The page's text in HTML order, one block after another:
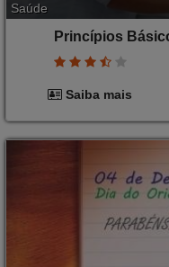
Saúde
Princípios
Saiba mais